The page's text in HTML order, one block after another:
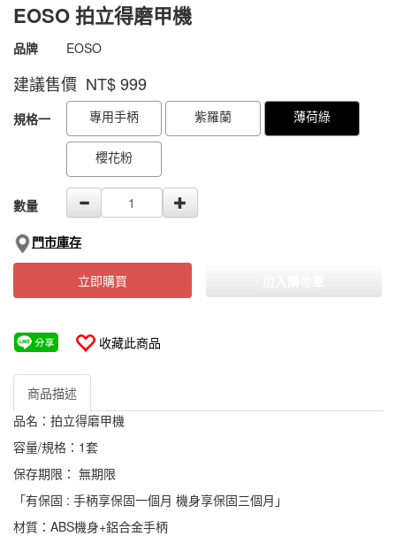
EOSO 拍立得磨甲機
商品代號 4711075572342
4711075572342
品牌 EOSO
建議售價 NT$999
GOODS000000000000001872714
規格一 專用手柄 紫羅蘭 薄荷綠
櫻花粉
數量
門市庫存
立即購買
收藏此商品
商品描述
品名：拍立得磨甲機
容量/規格：1套
保存期限： 無期限
「有保固 : 手柄享保固一個月 機身享保固三個月」
材質：ABS機身+鋁合金手柄